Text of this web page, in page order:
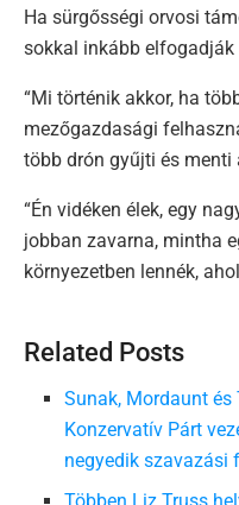
Ha sürgősségi orvosi
sokkal inkább elfogadják
“Mi történik akkor, ha
mezőgazdasági
több drón gyűjti és menti
“Én vidéken élek, egy
jobban zavarna, mintha
környezetben lennék,
Related Posts
Sunak, Mordaunt
Konzervatív Párt
negyedik szavazási